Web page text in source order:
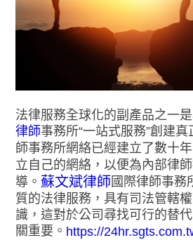
法律服務全球化的副產品之一
律師事務所“一站式服務”創建
師事務所網絡已經建立了數十
立自己的網絡，以便為內部律
導。 蘇文斌律師國際律師事務
質的法律服務，具有司法管轄
識，這對於公司尋找可行的替
關重要。 https://